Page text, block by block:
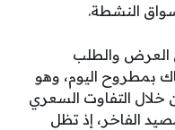
النشطة.
العرض والطلب
بمطروح اليوم، وهو
التفاوت السعري
الفاخر، إذ تظل